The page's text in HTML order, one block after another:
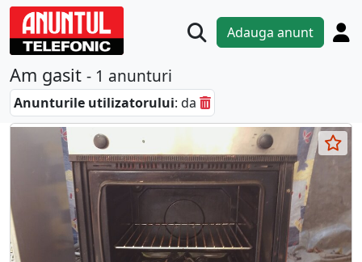
Adauga anunt
Am gasit - 1 anunturi
Anunturile utilizatorului: da